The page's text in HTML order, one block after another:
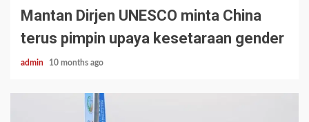
Mantan Dirjen UNESCO minta China
terus pimpin upaya kesetaraan gender
admin 10 months ago